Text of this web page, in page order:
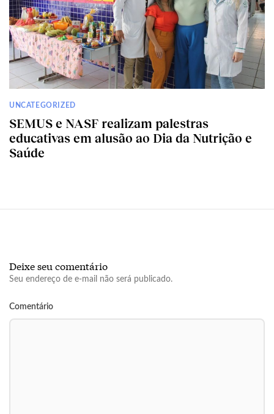
UNCATEGORIZED
SEMUS e NASF realizam palestras
educativas em alusão ao Dia da Nutrição e
Saúde
Deixe seu comentário
Seu endereço de e-mail não será publicado.
Comentário